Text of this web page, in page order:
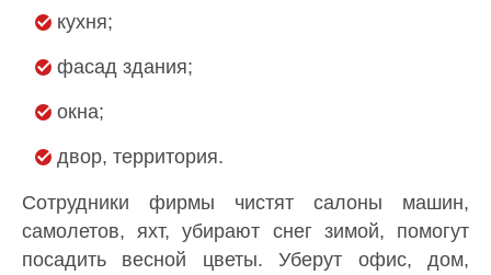
кухня;
фасад здания;
окна;
двор, территория.
Сотрудники фирмы чистят салоны машин,
самолетов, яхт, убирают снег зимой, помогут
посадить весной цветы. Уберут офис, дом,